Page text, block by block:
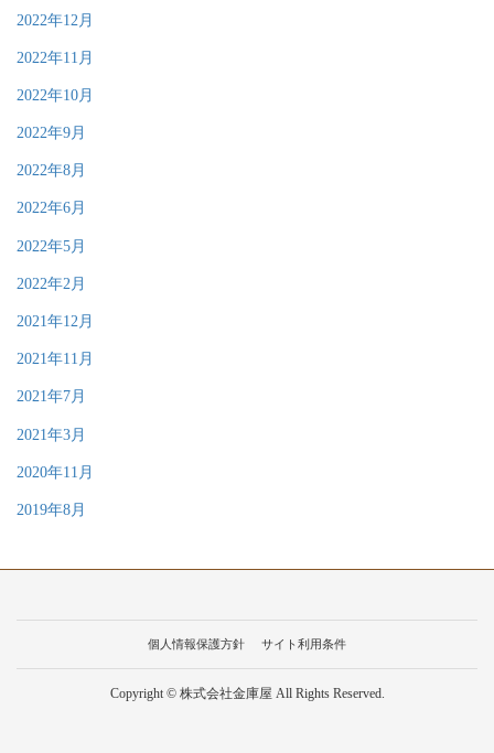
2022年12月
2022年11月
2022年10月
2022年9月
2022年8月
2022年6月
2022年5月
2022年2月
2021年12月
2021年11月
2021年7月
2021年3月
2020年11月
2019年8月
個人情報保護方針 サイト利用条件
Copyright © 株式会社金庫屋 All Rights Reserved.